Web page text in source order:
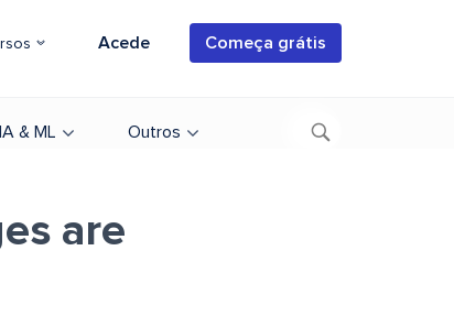
Acede Começa grátis
IA & ML Outros
are